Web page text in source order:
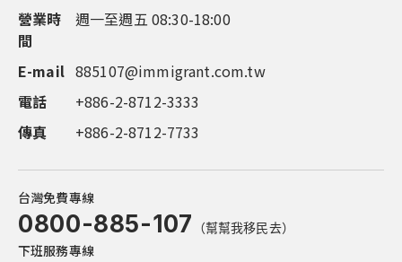
營業時
間
週一至週五 08:30-18:00
E-mail 885107@immigrant.com.tw
電話
+886-2-8712-3333
傳真
+886-2-8712-7733
營業時
間
週一至週五 09:00-18:00
電話
+886-3-563-8555
傳真
+886-2-8712-7733
營業時
間
週一至週五 08:30-18:00
電話
+886-4-2252-1000
傳真
+886-4-2252-1999
營業時
間
週一至週五 08:30-18:00
電話
+886-6-311-0555
傳真
+886-7-555-9587
營業時
間
週一至週五 08:30-18:00
電話
+886-7-555-9597
傳真
+886-7-555-9587
台灣免費專線
0800-885-107 （幫幫我移民去）
下班服務專線